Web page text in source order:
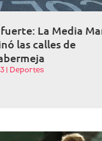
La Media
las calles de
| Deportes